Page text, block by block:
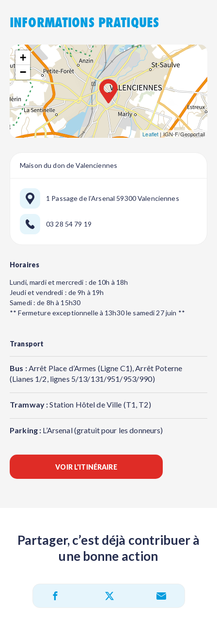
INFORMATIONS PRATIQUES
+
−
Leaflet | IGN-F/Geoportail
Maison du don de Valenciennes
1 Passage de l’Arsenal 59300 Valenciennes
03 28 54 79 19
Horaires
Lundi, mardi et mercredi : de 10h à 18h
Jeudi et vendredi : de 9h à 19h
Samedi : de 8h à 15h30
** Fermeture exceptionnelle à 13h30 le samedi 27 juin **
Transport
Bus :Arrêt Place d’Armes (Ligne C1), Arrêt Poterne
(Lianes 1/2, lignes 5/13/131/951/953/990)
Tramway :Station Hôtel de Ville (T1, T2)
Parking : L’Arsenal (gratuit pour les donneurs)
VOIR L'ITINÉRAIRE
Partager, c’est déjà contribuer à
une bonne action
Partager sur FacebookPartager sur X Partager par e-mail